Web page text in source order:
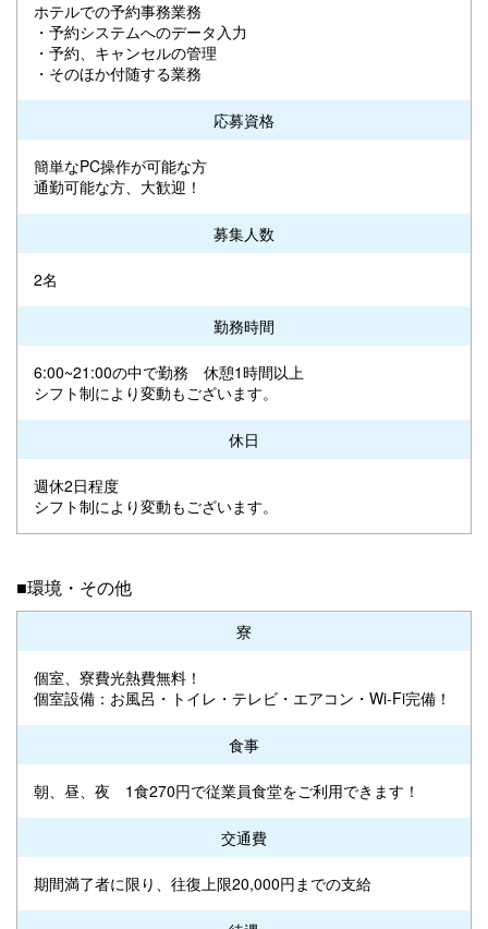
ホテルでの予約事務業務
・予約システムへのデータ入力
・予約、キャンセルの管理
・そのほか付随する業務
応募資格
簡単なPC操作が可能な方
通勤可能な方、大歓迎！
募集人数
2名
勤務時間
6:00~21:00の中で勤務 休憩1時間以上
シフト制により変動もございます。
休日
週休2日程度
シフト制により変動もございます。
■環境・その他
寮
個室、寮費光熱費無料！
個室設備：お風呂・トイレ・テレビ・エアコン・Wi-Fi完備！
食事
朝、昼、夜 1食270円で従業員食堂をご利用できます！
交通費
期間満了者に限り、往復上限20,000円までの支給